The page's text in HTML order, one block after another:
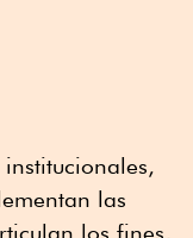
las
los fines,